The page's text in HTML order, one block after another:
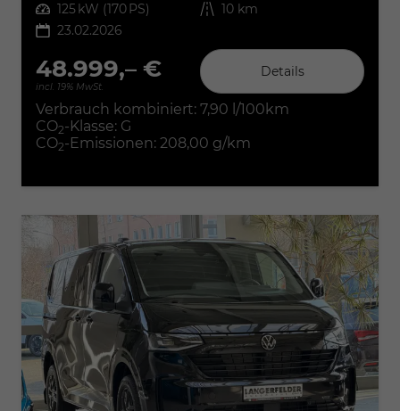
Leistung 125 kW (170 PS) Kilometerstand 10 km
23.02.2026
48.999,– €
incl. 19% MwSt.
Details
Verbrauch kombiniert: 7,90 l/100km
CO2-Klasse: G
CO2-Emissionen: 208,00 g/km